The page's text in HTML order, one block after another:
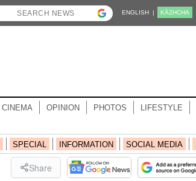
ENGLISH | KĀZHCHA
CINEMA OPINION PHOTOS LIFESTYLE
SPECIAL INFORMATION SOCIAL MEDIA
Share